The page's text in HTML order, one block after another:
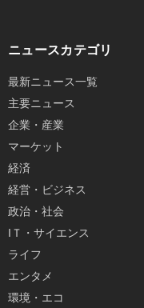
ニュースカテゴリ
最新ニュース一覧
主要ニュース
企業・産業
マーケット
経済
経営・ビジネス
政治・社会
IＴ・サイエンス
ライフ
エンタメ
環境・エコ